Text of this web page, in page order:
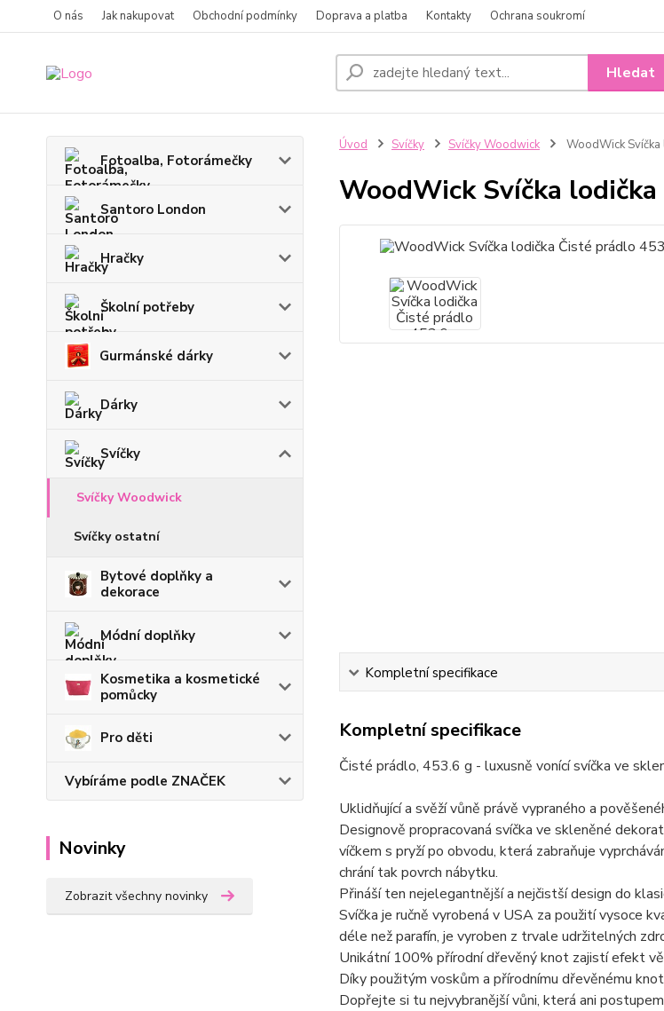
O nás Jak nakupovat Obchodní podmínky Doprava a platba Kontakty Ochrana soukromí
Hledat
Fotoalba, Fotorámečky
Santoro London
Hračky
Školní potřeby
Gurmánské dárky
Dárky
Svíčky
Svíčky Woodwick
Svíčky ostatní
Bytové doplňky a
dekorace
Módní doplňky
Kosmetika a kosmetické
pomůcky
Pro děti
Vybíráme podle ZNAČEK
Novinky
Zobrazit všechny novinky
Úvod Svíčky Svíčky Woodwick WoodWick
WoodWick Svíčka
Kompletní specifikace
Kompletní specifikace
Čisté prádlo, 453.6 g - luxusně vonící svíčka ve
Uklidňující a svěží vůně právě vypraného a
Designově propracovaná svíčka ve skleněné
víčkem s pryží po obvodu, která zabraňuje
chrání tak povrch nábytku.
Přináší ten nejelegantnější a nejčistší design do
Svíčka je ručně vyrobená v USA za použití vysoce
déle než parafín, je vyroben z trvale udržitelných
Unikátní 100% přírodní dřevěný knot zajistí efekt
Díky použitým voskům a přírodnímu dřevěnému
Dopřejte si tu nejvybranější vůni, která ani